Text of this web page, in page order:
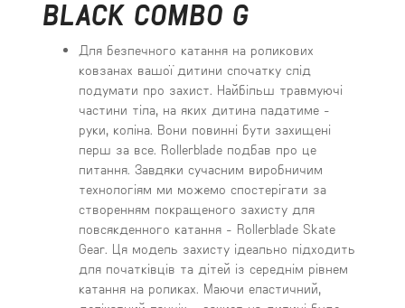
BLACK COMBO G
Для безпечного катання на роликових
ковзанах вашої дитини спочатку слід
подумати про захист. Найбільш травмуючі
частини тіла, на яких дитина падатиме -
руки, коліна. Вони повинні бути захищені
перш за все. Rollerblade подбав про це
питання. Завдяки сучасним виробничим
технологіям ми можемо спостерігати за
створенням покращеного захисту для
повсякденного катання - Rollerblade Skate
Gear. Ця модель захисту ідеально підходить
для початківців та дітей із середнім рівнем
катання на роликах. Маючи еластичний,